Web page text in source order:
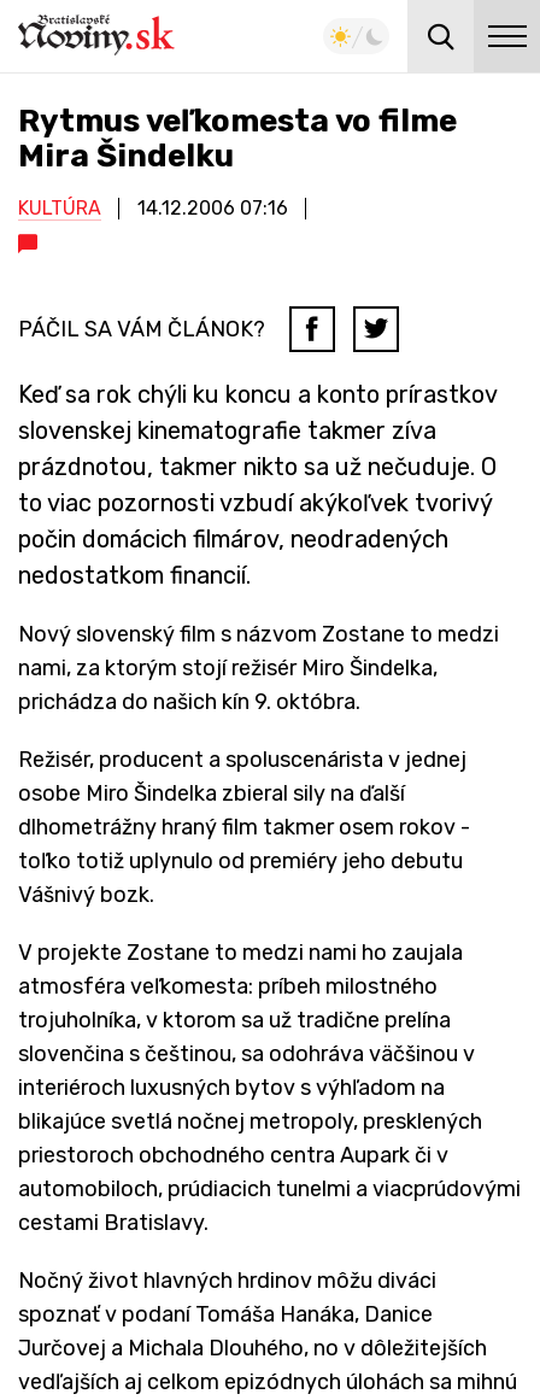
Rytmus veľkomesta vo filme
Mira Šindelku
KULTÚRA 14.12.2006 07:16
PÁČIL SA VÁM ČLÁNOK?
Keď sa rok chýli ku koncu a konto prírastkov
slovenskej kinematografie takmer zíva
prázdnotou, takmer nikto sa už nečuduje. O
to viac pozornosti vzbudí akýkoľvek tvorivý
počin domácich filmárov, neodradených
nedostatkom financií.
Nový slovenský film s názvom Zostane to medzi
nami, za ktorým stojí režisér Miro Šindelka,
prichádza do našich kín 9. októbra.
Režisér, producent a spoluscenárista v jednej
osobe Miro Šindelka zbieral sily na ďalší
dlhometrážny hraný film takmer osem rokov -
toľko totiž uplynulo od premiéry jeho debutu
Vášnivý bozk.
V projekte Zostane to medzi nami ho zaujala
atmosféra veľkomesta: príbeh milostného
trojuholníka, v ktorom sa už tradične prelína
slovenčina s češtinou, sa odohráva väčšinou v
interiéroch luxusných bytov s výhľadom na
blikajúce svetlá nočnej metropoly, presklených
priestoroch obchodného centra Aupark či v
automobiloch, prúdiacich tunelmi a viacprúdovými
cestami Bratislavy.
Nočný život hlavných hrdinov môžu diváci
spoznať v podaní Tomáša Hanáka, Danice
Jurčovej a Michala Dlouhého, no v dôležitejších
vedľajších aj celkom epizódnych úlohách sa mihnú